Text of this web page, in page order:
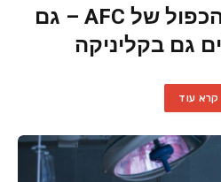
שולחן העבודה הכפול של AFC – גם
גם בקליניקה
קרא עוד